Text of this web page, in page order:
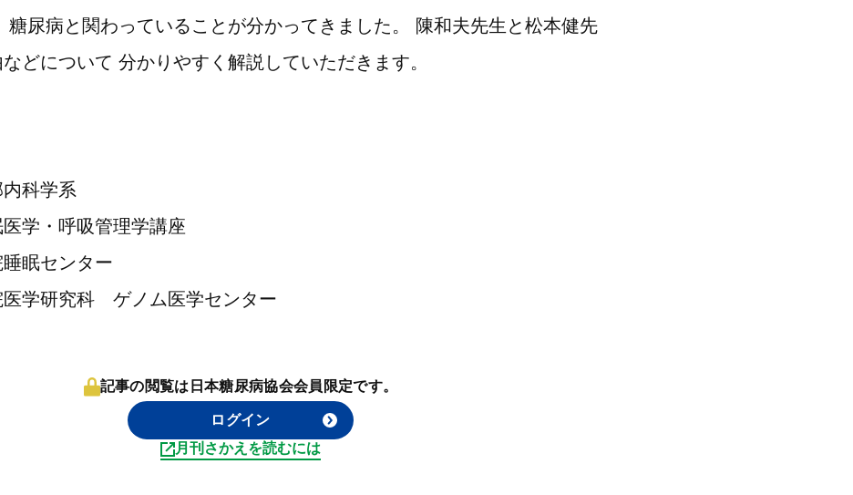
糖尿病と関わっていることが分かってきました。 陳和夫先生と松本健先
どについて 分かりやすく解説していただきます。
科学系
学・呼吸管理学講座
眠センター
医学研究科 ゲノム医学センター
記事の閲覧は日本糖尿病協会会員限定です。
ログイン
月刊さかえを読むには